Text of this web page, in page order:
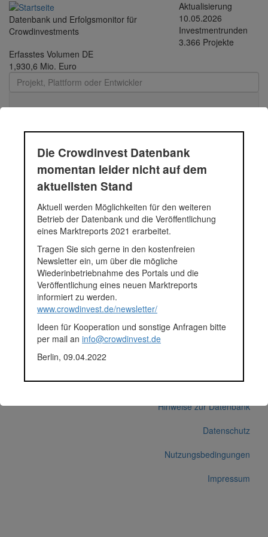
Direkt zum Inhalt
Datenbank und Erfolgsmonitor für
Crowdinvestments
Aktualisierung
10.05.2026
Investmentrunden
3.366 Projekte
Erfasstes Volumen DE
1,930,6 Mio. Euro
Toggle
KoRo
KoRo ist eine Online-Handelsplattform für naturbelassene
Lebensmittel wie Trockenfrüchte, Nüsse und Säfte, die durch
Weglassen von Zwischenhandel Bauern und Kunden direkt
Kunde erhält Qualitätsprodukte und spart Geld, die Bauern
werden fair entlohnt und KoRo erzielt deutlich höhere Margen als
klassische Händler.
Fundingsumme
Finanziert in
2018
Anlagestatus
Aktiv
Plattform
Companisto
Hinweise zur Datenbank
Datenschutz
Nutzungsbedingungen
Impressum
Die Crowdinvest Datenbank
momentan leider nicht auf dem
aktuellsten Stand
Aktuell werden Möglichkeiten für den weiteren
Betrieb der Datenbank und die Veröffentlichung
eines Marktreports 2021 erarbeitet.
Tragen Sie sich gerne in den kostenfreien
Newsletter ein, um über die mögliche
Wiederinbetriebnahme des Portals und die
Veröffentlichung eines neuen Marktreports
informiert zu werden.
www.crowdinvest.de/newsletter/
Ideen für Kooperation und sonstige Anfragen bitte
per mail an info@crowdinvest.de
Berlin, 09.04.2022